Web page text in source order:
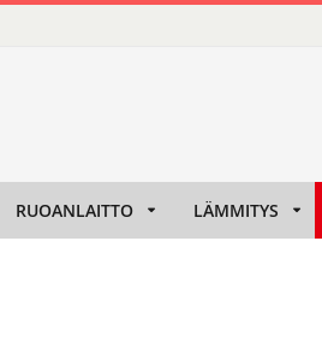
RUOANLAITTO LÄMMITYS